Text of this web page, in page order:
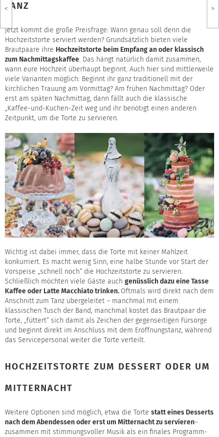
TANZ
Jetzt kommt die große Preisfrage: Wann genau soll denn die
Hochzeitstorte serviert werden? Grundsätzlich bieten viele
Brautpaare ihre Hochzeitstorte beim Empfang an oder klassisch
zum Nachmittagskaffee. Das hängt natürlich damit zusammen,
wann eure Hochzeit überhaupt beginnt. Auch hier sind mittlerweile
viele Varianten möglich: Beginnt ihr ganz traditionell mit der
kirchlichen Trauung am Vormittag? Am frühen Nachmittag? Oder
erst am späten Nachmittag, dann fällt auch die klassische
„Kaffee-und-Kuchen-Zeit weg und ihr benötigt einen anderen
Zeitpunkt, um die Torte zu servieren.
Wichtig ist dabei immer, dass die Torte mit keiner Mahlzeit
konkurriert. Es macht wenig Sinn, eine halbe Stunde vor Start der
Vorspeise „schnell noch“ die Hochzeitstorte zu servieren.
Schließlich möchten viele Gäste auch genüsslich dazu eine Tasse
Kaffee oder Latte Macchiato trinken. Oftmals wird direkt nach dem
Anschnitt zum Tanz übergeleitet – manchmal mit einem
klassischen Tusch der Band, manchmal kostet das Brautpaar die
Torte, „füttert“ sich damit als Zeichen der gegenseitigen Fürsorge
und beginnt direkt im Anschluss mit dem Eröffnungstanz, während
das Servicepersonal weiter die Torte verteilt.
HOCHZEITSTORTE ZUM DESSERT ODER UM
MITTERNACHT
Weitere Optionen sind möglich, etwa die Torte statt eines Desserts
nach dem Abendessen oder erst um Mitternacht zu servieren–
zusammen mit stimmungsvoller Musik als ein finales Programm-
>
<